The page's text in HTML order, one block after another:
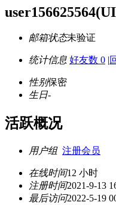
user156625564
邮箱状态未验证
统计信息 好友数 0 |
性别保密
生日-
活跃概况
用户组 注册会员
在线时间12 小时
注册时间2021-9-13
最后访问2022-5-19